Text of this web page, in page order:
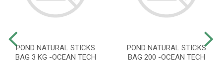
POND NATURAL STICKS
BAG 3 KG -OCEAN TECH
POND NATURAL STICKS
BAG 200 -OCEAN TECH